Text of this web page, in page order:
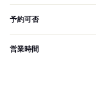
予約可否
営業時間